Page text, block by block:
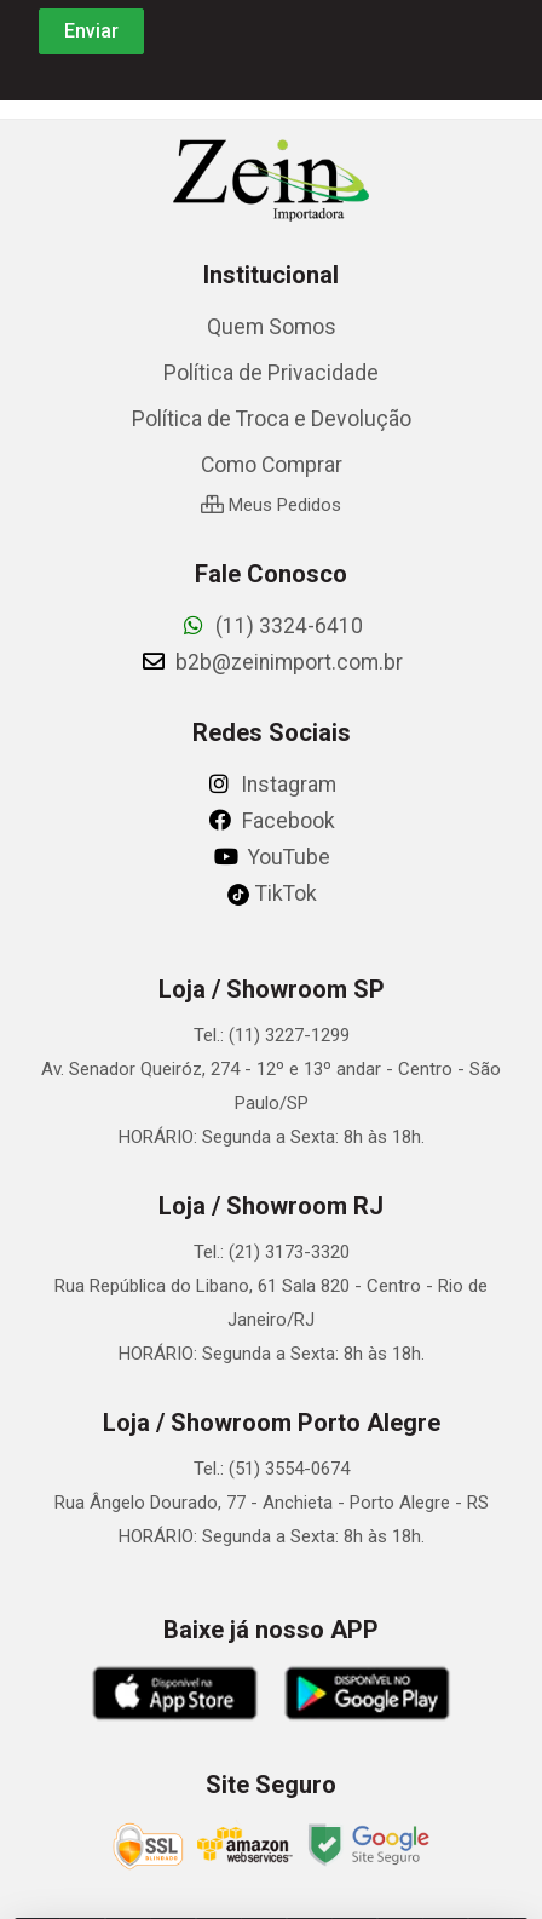
Institucional
Quem Somos
Política de Privacidade
Política de Troca e Devolução
Como Comprar
Meus Pedidos
Fale Conosco
(11) 3324-6410
b2b@zeinimport.com.br
Redes Sociais
Instagram
Facebook
YouTube
TikTok
Loja / Showroom SP
Tel.: (11) 3227-1299
Av. Senador Queiróz, 274 - 12º e 13º andar - Centro - São
Paulo/SP
HORÁRIO: Segunda a Sexta: 8h às 18h.
Loja / Showroom RJ
Tel.: (21) 3173-3320
Rua República do Libano, 61 Sala 820 - Centro - Rio de
Janeiro/RJ
HORÁRIO: Segunda a Sexta: 8h às 18h.
Loja / Showroom Porto Alegre
Tel.: (51) 3554-0674
Rua Ângelo Dourado, 77 - Anchieta - Porto Alegre - RS
HORÁRIO: Segunda a Sexta: 8h às 18h.
Baixe já nosso APP
Site Seguro